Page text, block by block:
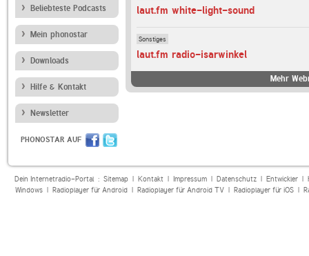
Beliebteste Podcasts
Mein phonostar
Downloads
Hilfe & Kontakt
Newsletter
PHONOSTAR AUF
laut.fm white-light-sound
Sonstiges
laut.fm radio-isarwinkel
Mehr
Dein Internetradio-Portal : Sitemap| Kontakt| Impressum| Datenschutz| Entwickler|
Windows| Radioplayer für Android| Radioplayer für Android TV| Radioplayer für iOS|